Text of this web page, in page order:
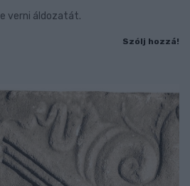
verni áldozatát.
Szólj hozzá!